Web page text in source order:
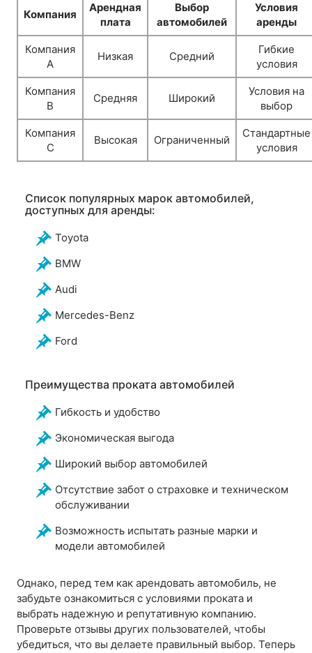
Компания
Арендная
плата
Выбор
автомобилей
Условия
аренды
Компания
A
Низкая Средний
Гибкие
условия
Компания
B
Средняя Широкий
Условия на
выбор
Компания
C
Высокая Ограниченный
Стандартные
условия
Список популярных марок автомобилей,
доступных для аренды:
Toyota
BMW
Audi
Mercedes-Benz
Ford
Преимущества проката автомобилей
Гибкость и удобство
Экономическая выгода
Широкий выбор автомобилей
Отсутствие забот о страховке и техническом
обслуживании
Возможность испытать разные марки и
модели автомобилей
Однако, перед тем как арендовать автомобиль, не
забудьте ознакомиться с условиями проката и
выбрать надежную и репутативную компанию.
Проверьте отзывы других пользователей, чтобы
убедиться, что вы делаете правильный выбор. Теперь